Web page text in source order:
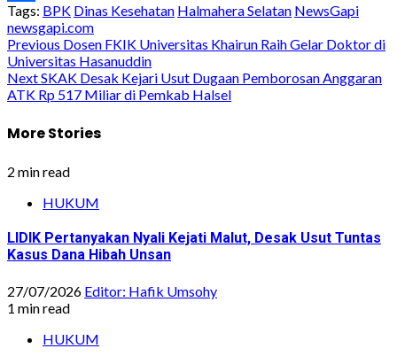
Share
Tags: BPK Dinas Kesehatan Halmahera Selatan NewsGapi
newsgapi.com
Post
navigation
Previous Dosen FKIK Universitas Khairun Raih Gelar Doktor di
Universitas Hasanuddin
NextSKAK Desak Kejari Usut Dugaan Pemborosan Anggaran
ATK Rp 517 Miliar di Pemkab Halsel
More Stories
2 min read
HUKUM
LIDIK Pertanyakan Nyali Kejati Malut, Desak Usut Tuntas
Kasus Dana Hibah Unsan
27/07/2026 Editor: Hafik Umsohy
1 min read
HUKUM